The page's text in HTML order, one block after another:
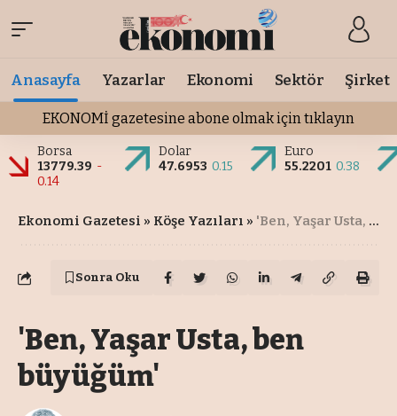
Anasayfa Yazarlar Ekonomi Sektör Şirket
EKONOMİ gazetesine abone olmak için tıklayın
Borsa
13779.39 -
0.14
Dolar
47.6953 0.15
Euro
55.2201 0.38
Ekonomi Gazetesi » Köşe Yazıları » 'Ben, Yaşar Usta, ben büyüğüm'
Sonra Oku
'Ben, Yaşar Usta, ben
büyüğüm'